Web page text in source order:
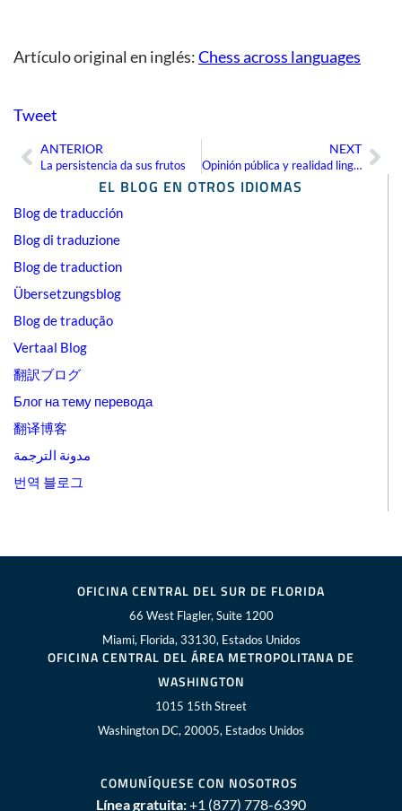
EL BLOG EN OTROS IDIOMAS
Blog de traducción
Blog di traduzione
Blog de traduction
Übersetzungsblog
Blog de tradução
Vertaal Blog
翻訳ブログ
Блог на тему перевода
翻译博客
مدونة الترجمة
번역 블로그
Artículo original en inglés:Chess across languages
Tweet
AntANTERIOR
La persistencia da sus frutos
NEXT
Opinión pública y realidad lingüística en Europa
OFICINA CENTRAL DEL SUR DE FLORIDA
66 West Flagler, Suite 1200
Miami, Florida, 33130, Estados Unidos
OFICINA CENTRAL DEL ÁREA METROPOLITANA DE
WASHINGTON
1015 15th Street
Washington DC, 20005, Estados Unidos
COMUNÍQUESE CON NOSOTROS
Línea gratuita:+1 (877) 778-6390